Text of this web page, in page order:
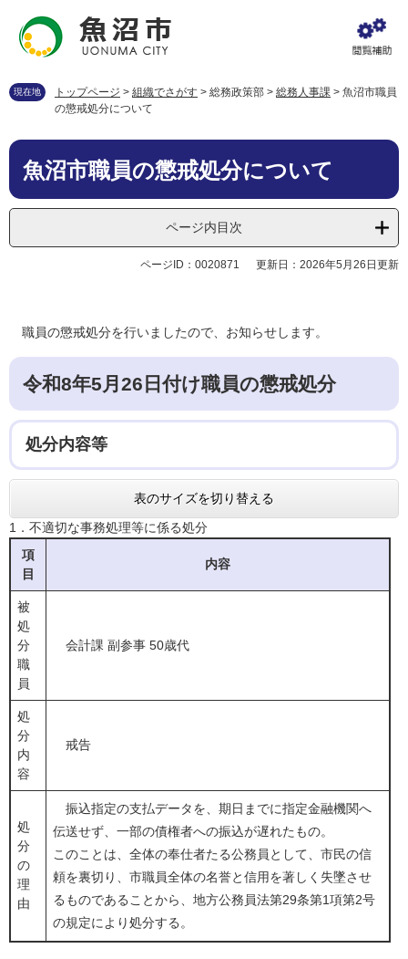
先
す
を
し
現在地 トップページ > 組織でさがす > 総務政策部 > 総務人事課 > 魚沼市職員
の懲戒処分について
本
魚沼市職員の懲戒処分について
ページ内目次
ページID：0020871 更新日：2026年5月26日更新
職員の懲戒処分を行いましたので、お知らせします。
令和8年5月26日付け職員の懲戒処分
処分内容等
表のサイズを切り替える
1．不適切な事務処理等に係る処分
項
目
内容
被
処
分
職
員
会計課 副参事 50歳代
処
分
内
容
戒告
処
分
の
理
由
振込指定の支払データを、期日までに指定金融機関へ
伝送せず、一部の債権者への振込が遅れたもの。
このことは、全体の奉仕者たる公務員として、市民の信
頼を裏切り、市職員全体の名誉と信用を著しく失墜させ
るものであることから、地方公務員法第29条第1項第2号
の規定により処分する。